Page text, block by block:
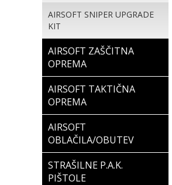
AIRSOFT SNIPER UPGRADE
KIT
AIRSOFT ZAŠČITNA
OPREMA
AIRSOFT TAKTIČNA
OPREMA
AIRSOFT
OBLAČILA/OBUTEV
STRAŠILNE P.A.K.
PIŠTOLE